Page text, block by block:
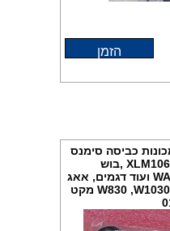
הזמן
כביסה סימנס
XLM1063 , WM12S441ME ,בוש
WAE20260ME, WAE1260IL ועוד דגמים, אאג
W830 ,W1030 , 50435 ,50630 , 62800 מקט